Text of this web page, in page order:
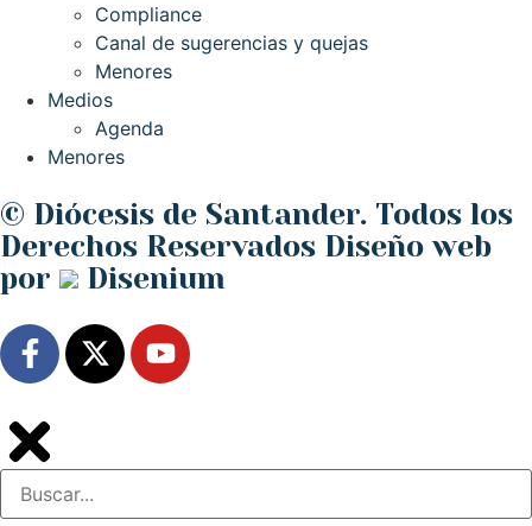
Compliance
Canal de sugerencias y quejas
Menores
Medios
Agenda
Menores
© Diócesis de Santander. Todos los
Derechos Reservados Diseño web
por
Disenium